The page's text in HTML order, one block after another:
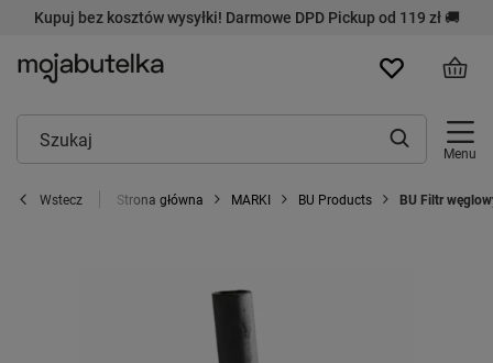
Kupuj bez kosztów wysyłki! Darmowe DPD Pickup od 119 zł 🚚
Menu
Wstecz Strona główna MARKI BU Products BU Filtr